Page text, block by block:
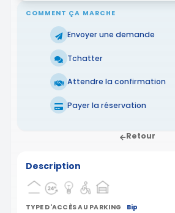
COMMENT ÇA MARCHE
Envoyer une demande
Tchatter
Attendre la confirmation
Payer la réservation
Retour
Description
TYPE D'ACCÈS AU PARKING Bip